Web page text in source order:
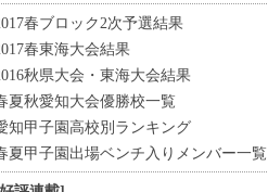
春ブロック2次予選結果
春東海大会結果
秋県大会・東海大会結果
夏秋愛知大会優勝校一覧
知甲子園高校別ランキング
夏甲子園出場ベンチ入りメンバー一覧